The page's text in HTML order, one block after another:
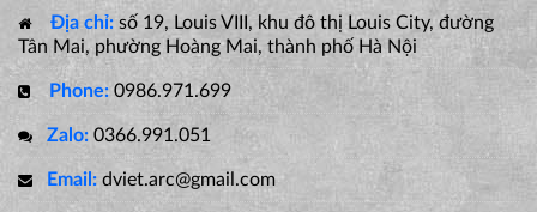
Địa chỉ: số 19, Louis VIII, khu đô thị Louis City, đường
Tân Mai, phường Hoàng Mai, thành phố Hà Nội
Phone: 0986.971.699
Zalo: 0366.991.051
Email: dviet.arc@gmail.com